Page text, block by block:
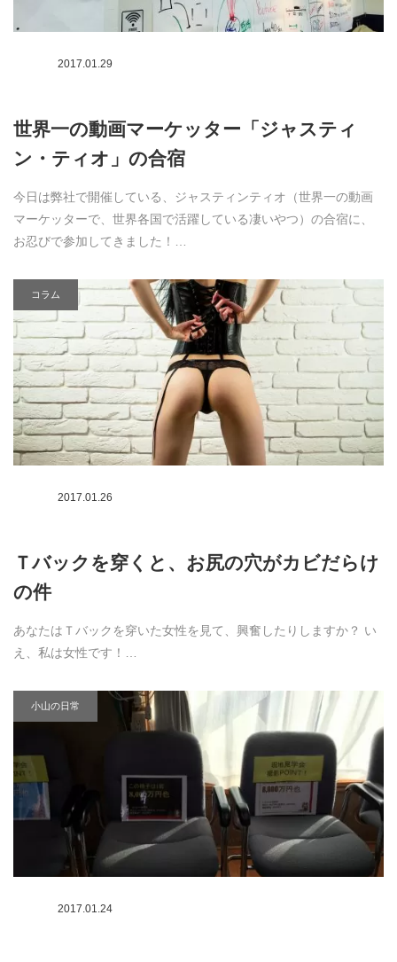
2017.01.29
世界一の動画マーケッター「ジャスティ
ン・ティオ」の合宿
今日は弊社で開催している、ジャスティンティオ（世界一の動画
マーケッターで、世界各国で活躍している凄いやつ）の合宿に、
お忍びで参加してきました！…
コラム
2017.01.26
Ｔバックを穿くと、お尻の穴がカビだらけ
の件
あなたはＴバックを穿いた女性を見て、興奮したりしますか？ い
え、私は女性です！…
小山の日常
2017.01.24